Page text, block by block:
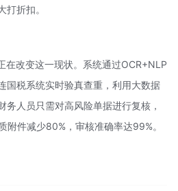
打折扣。
在改变这一现状。系统通过OCR+NLP
国税系统实时验真查重，利用大数据
务人员只需对高风险单据进行复核，
附件减少80%，审核准确率达99%。